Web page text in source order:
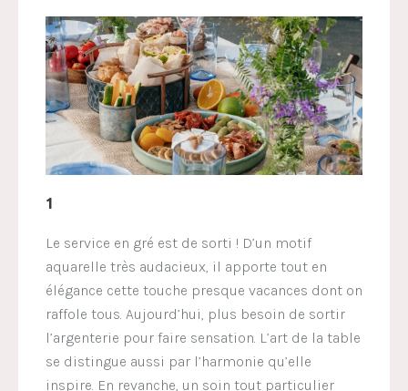
1
Le service en gré est de sorti ! D’un motif
aquarelle très audacieux, il apporte tout en
élégance cette touche presque vacances dont on
raffole tous. Aujourd’hui, plus besoin de sortir
l’argenterie pour faire sensation. L’art de la table
se distingue aussi par l’harmonie qu’elle
inspire. En revanche, un soin tout particulier